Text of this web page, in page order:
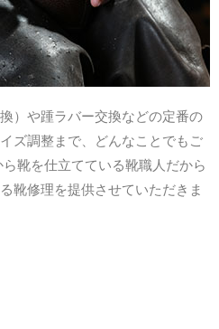
）や踵ラバー交換などの定番の
ズ調整まで、どんなことでもご
靴を仕立てている靴職人だから
靴修理を提供させていただきま